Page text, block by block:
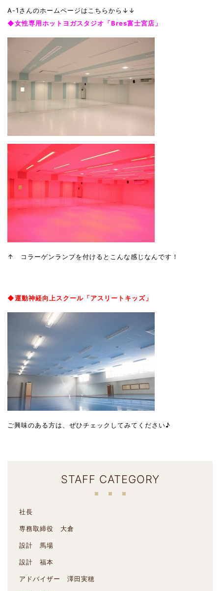
A-1さんのホームページはこちらから↓↓
◆女性専用ホットヨガスタジオ「Bres富士宮店」
↑ コラーゲンランプを付けるとこんな感じなんです！
◆運動神経向上スクール「アスリートキッズ」
ご興味のある方は、ぜひチェックしてみてください♪
STAFF CATEGORY
社長
専務取締役 大倉
設計 馬場
設計 福本
アドバイザー 澤田実穂